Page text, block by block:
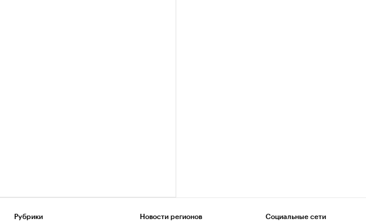
Рубрики Новости регионов Социальные сети